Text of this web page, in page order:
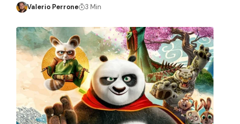
Valerio Perrone 3 Min